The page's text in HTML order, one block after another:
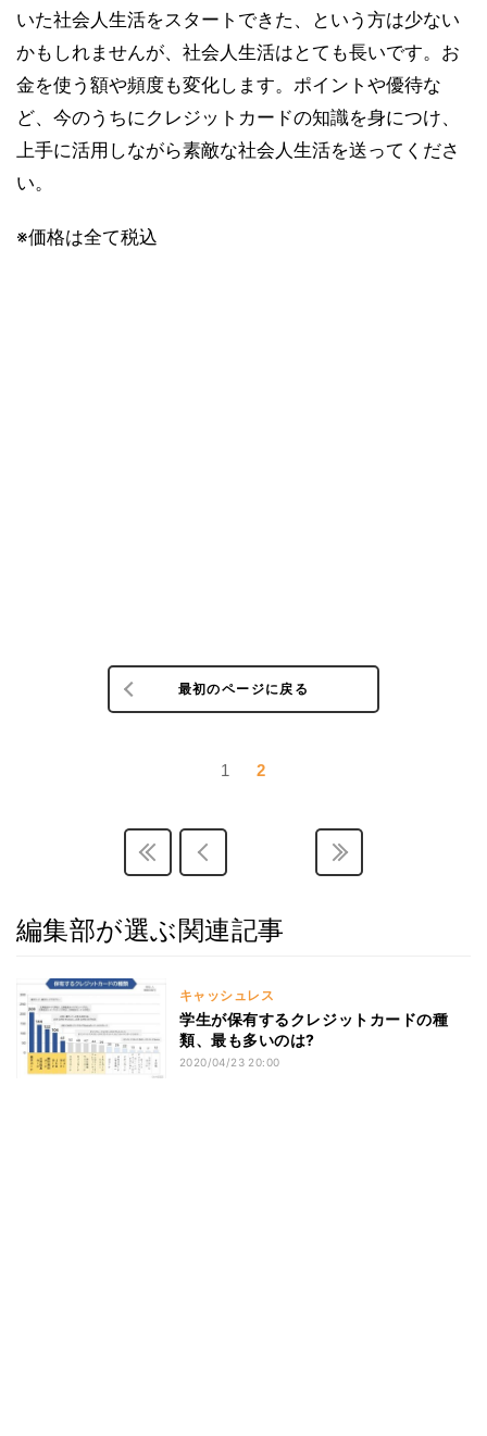
いた社会人生活をスタートできた、という方は少ない
かもしれませんが、社会人生活はとても長いです。お
金を使う額や頻度も変化します。ポイントや優待な
ど、今のうちにクレジットカードの知識を身につけ、
上手に活用しながら素敵な社会人生活を送ってくださ
い。
※価格は全て税込
最初のページに戻る
1 2
編集部が選ぶ関連記事
キャッシュレス
学生が保有するクレジットカードの種
類、最も多いのは?
2020/04/23 20:00